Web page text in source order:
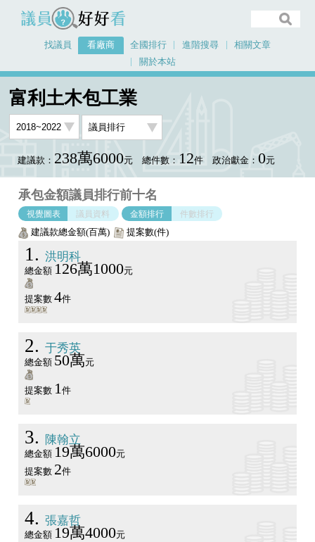
議員好好看
找議員 看廠商 全國排行 進階搜尋
相關文章
關於本站
首頁
富利土木包工業
建議款： 238萬6000元 總件數： 12件 政治獻金： 0元
承包金額議員排行前十名
視覺圖表 議員資料 金額排行 件數排行
建議款總金額(百萬) 提案數(件)
1 洪明科
總金額 126萬1000元
提案數 4件
2 于秀英
總金額 50萬元
提案數 1件
3 陳翰立
總金額 19萬6000元
提案數 2件
4 張嘉哲
總金額 19萬4000元